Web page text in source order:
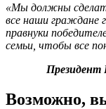
«Мы должны
все наши граждане
правнуки
семьи, чтобы все
Президент
Возможно,